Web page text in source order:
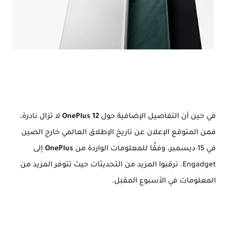
في حين أن التفاصيل الإضافية حول OnePlus 12 لا تزال نادرة،
فمن المتوقع الإعلان عن تاريخ الإطلاق العالمي خارج الصين
في 15 ديسمبر، وفقًا للمعلومات الواردة من
OnePlus إلى
Engadget. ترقبوا المزيد من التحديثات حيث تتوفر المزيد من
المعلومات في الأسبوع المقبل.